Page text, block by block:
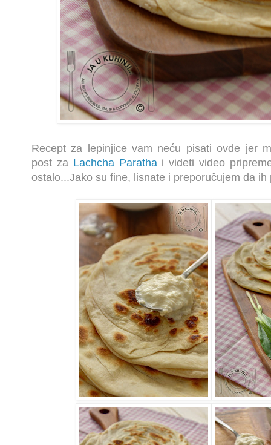
Recept za lepinjice vam neću pisati ovde jer
post za Lachcha Parathai videti video
ostalo...Jako su fine, lisnate i preporučujem da ih